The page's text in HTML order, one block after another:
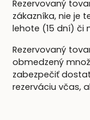
Rezervovaný
zákazníka, nie je
lehote (15 dní) či
Rezervovaný
obmedzený
zabezpečiť
rezerváciu včas,